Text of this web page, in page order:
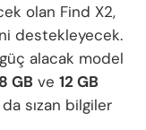
olan Find X2,
destekleyecek.
alacak model
8 GB ve 12 GB
sızan bilgiler